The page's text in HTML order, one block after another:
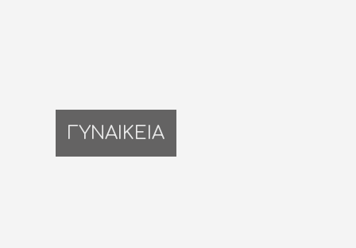
ΓΥΝΑΙΚΕΙΑ